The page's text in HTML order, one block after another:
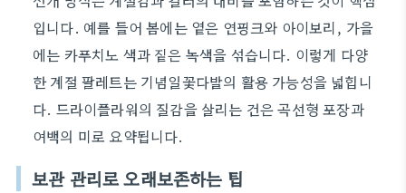
입니다. 예를 들어 봄에는 옅은 연핑크와 아이보리, 가을
에는 카푸치노 색과 짙은 녹색을 섞습니다. 이렇게 다양
한 계절 팔레트는 기념일꽃다발의 활용 가능성을 넓힙니
다. 드라이플라워의 질감을 살리는 건은 곡선형 포장과
여백의 미로 요약됩니다.
보관 관리로 오래보존하는 팁